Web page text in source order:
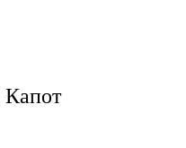
Капот